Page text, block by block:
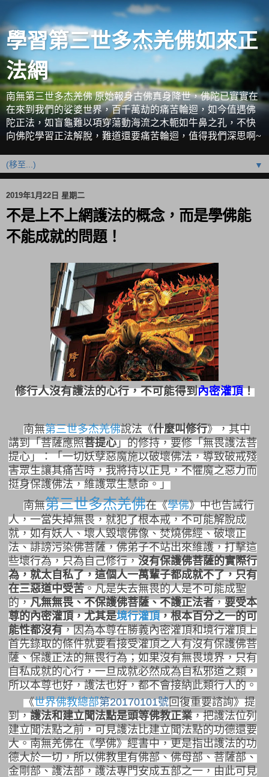
學習第三世多杰羌佛如來正
法網
南無第三世多杰羌佛 原始報身古佛真身降世，佛陀已實實在
在來到我們的娑婆世界，百千萬劫的痛苦輪迴，如今值遇佛
陀正法，如盲龜難以項穿蕩動海流之木軛如牛鼻之孔，不快
向佛陀學習正法解脫，難道還要痛苦輪迴，值得我們深思啊~
▼
2019年1月22日 星期二
不是上不上網護法的概念，而是學佛能
不能成就的問題！
修行人沒有護法的心行，不可能得到內密灌頂！
南無第三世多杰羌佛說法《什麼叫修行》，其中
講到「菩薩應照菩提心」的修持，要修「無畏護法菩
提心」：「一切妖孽惡魔施以破壞佛法，導致破戒殘
害眾生讓其痛苦時，我將持以正見，不懼魔之惡力而
挺身保護佛法，維護眾生慧命。」
南無第三世多杰羌佛在《學佛》中也告誡行
人，一當失掉無畏，就犯了根本戒，不可能解脫成
就，如有妖人、壞人毀壞佛像、焚燒佛經、破壞正
法、誹謗污染佛菩薩，佛弟子不站出來維護，打擊這
些壞行為，只為自己修行，沒有保護佛菩薩的實際行
為，就太自私了，這個人一萬輩子都成就不了，只有
在三惡道中受苦。凡是失去無畏的人是不可能成聖
的，凡無無畏、不保護佛菩薩、不護正法者，要受本
尊的內密灌頂，尤其是境行灌頂，根本百分之一的可
能性都沒有，因為本尊在勝義內密灌頂和境行灌頂上
首先錄取的條件就要看接受灌頂之人有沒有保護佛菩
薩、保護正法的無畏行為；如果沒有無畏境界，只有
自私成就的心行，一旦成就必然成為自私邪道之類，
所以本尊也好，護法也好，都不會接納此類行人的。
《世界佛教總部第20170101號回復重要諮詢》提
到，護法和建立聞法點是頭等佛教正業，把護法位列
建立聞法點之前，可見護法比建立聞法點的功德還要
大。南無羌佛在《學佛》經書中，更是指出護法的功
德大於一切，所以佛教里有佛部、佛母部、菩薩部、
金剛部、護法部，護法專門安成五部之一，由此可見